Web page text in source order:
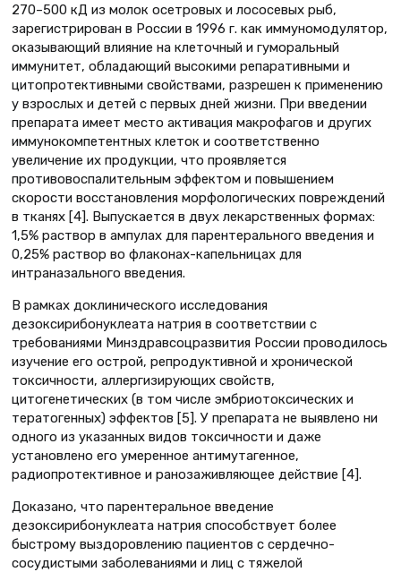
270–500 кД из молок осетровых и лососевых рыб,
зарегистрирован в России в 1996 г. как иммуномодулятор,
оказывающий влияние на клеточный и гуморальный
иммунитет, обладающий высокими репаративными и
цитопротективными свойствами, разрешен к применению
у взрослых и детей с первых дней жизни. При введении
препарата имеет место активация макрофагов и других
иммунокомпетентных клеток и соответственно
увеличение их продукции, что проявляется
противовоспалительным эффектом и повышением
скорости восстановления морфологических повреждений
в тканях [4]. Выпускается в двух лекарственных формах:
1,5% раствор в ампулах для парентерального введения и
0,25% раствор во флаконах-капельницах для
интраназального введения.
В рамках доклинического исследования
дезоксирибонуклеата натрия в соответствии с
требованиями Минздравсоцразвития России проводилось
изучение его острой, репродуктивной и хронической
токсичности, аллергизирующих свойств,
цитогенетических (в том числе эмбриотоксических и
тератогенных) эффектов [5]. У препарата не выявлено ни
одного из указанных видов токсичности и даже
установлено его умеренное антимутагенное,
радиопротективное и ранозаживляющее действие [4].
Доказано, что парентеральное введение
дезоксирибонуклеата натрия способствует более
быстрому выздоровлению пациентов с сердечно-
сосудистыми заболеваниями и лиц с тяжелой